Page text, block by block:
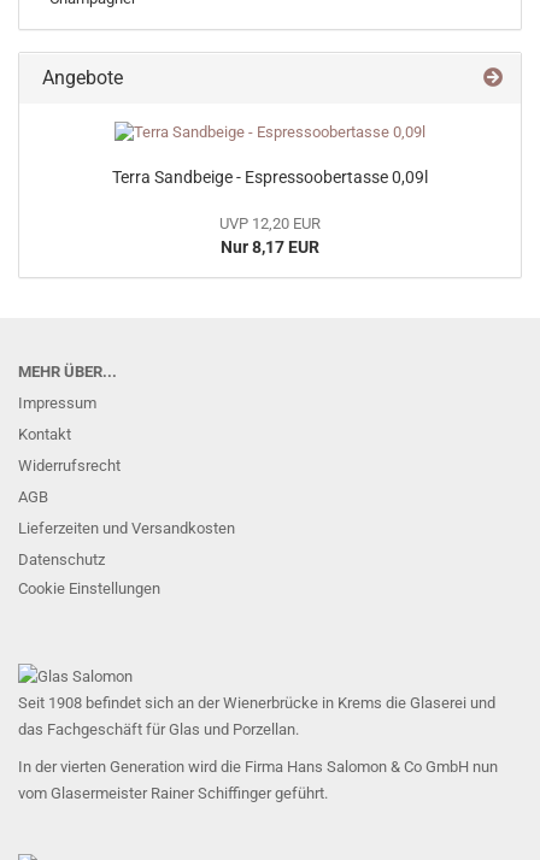
Angebote
Terra Sandbeige - Espressoobertasse 0,09l
UVP 12,20 EUR
Nur 8,17 EUR
MEHR ÜBER...
Impressum
Kontakt
Widerrufsrecht
AGB
Lieferzeiten und Versandkosten
Datenschutz
Cookie Einstellungen
Seit 1908 befindet sich an der Wienerbrücke in Krems die Glaserei und
das Fachgeschäft für Glas und Porzellan.
In der vierten Generation wird die Firma Hans Salomon & Co GmbH nun
vom Glasermeister Rainer Schiffinger geführt.